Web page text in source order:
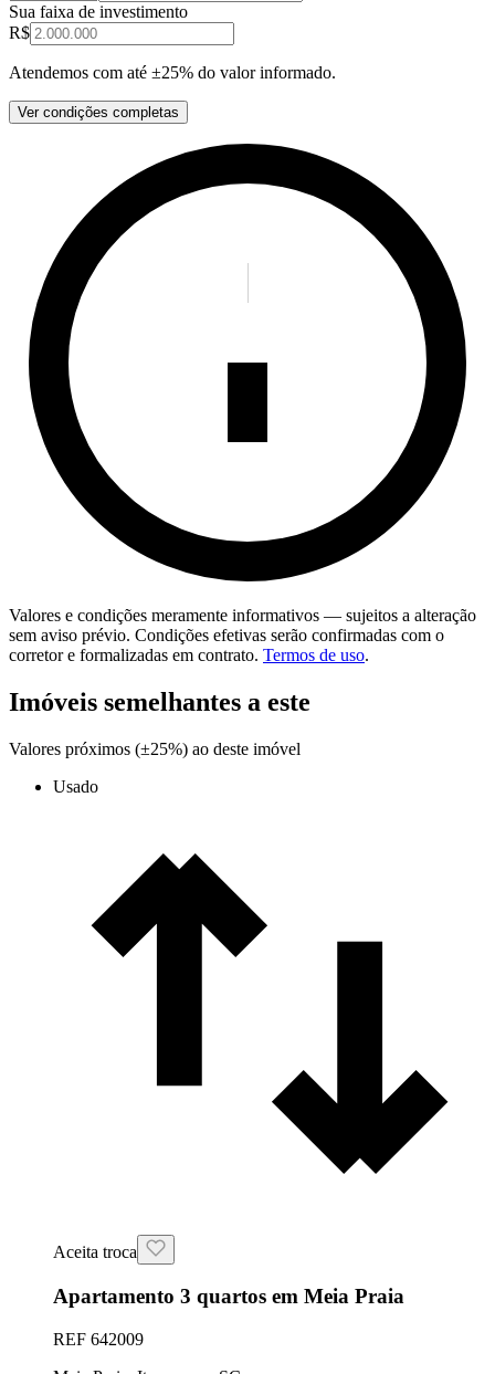
Sua faixa de investimento
R$
Atendemos com até ±25% do valor informado.
Ver condições completas
Valores e condições meramente informativos — sujeitos a alteração
sem aviso prévio. Condições efetivas serão confirmadas com o
corretor e formalizadas em contrato. Termos de uso.
Imóveis semelhantes a este
Valores próximos (±25%) ao deste imóvel
Usado
Aceita troca
Apartamento 3 quartos em Meia Praia
REF 642009